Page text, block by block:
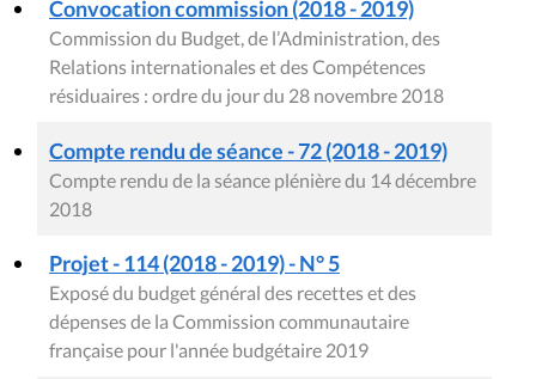
Convocation commission (2018 - 2019)
Commission du Budget, de l’Administration, des
Relations internationales et des Compétences
résiduaires : ordre du jour du 28 novembre 2018
Compte rendu de séance - 72 (2018 - 2019)
Compte rendu de la séance plénière du 14 décembre
2018
Projet - 114 (2018 - 2019) - N° 5
Exposé du budget général des recettes et des
dépenses de la Commission communautaire
française pour l'année budgétaire 2019